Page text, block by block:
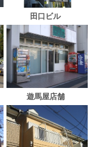
田口ビル
遊馬屋店舗